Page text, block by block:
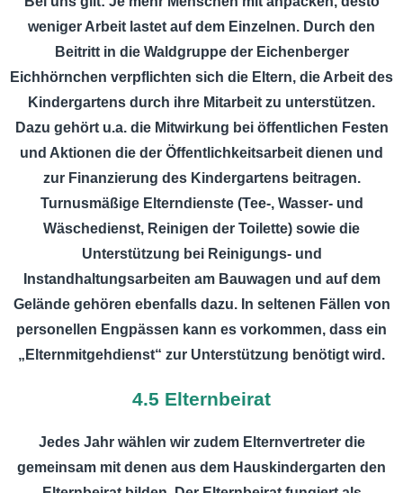
weniger Arbeit lastet auf dem Einzelnen. Durch den
Beitritt in die Waldgruppe der Eichenberger
Eichhörnchen verpflichten sich die Eltern, die Arbeit des
Kindergartens durch ihre Mitarbeit zu unterstützen.
Dazu gehört u.a. die Mitwirkung bei öffentlichen Festen
und Aktionen die der Öffentlichkeitsarbeit dienen und
zur Finanzierung des Kindergartens beitragen.
Turnusmäßige Elterndienste (Tee-, Wasser- und
Wäschedienst, Reinigen der Toilette) sowie die
Unterstützung bei Reinigungs- und
Instandhaltungsarbeiten am Bauwagen und auf dem
Gelände gehören ebenfalls dazu. In seltenen Fällen von
personellen Engpässen kann es vorkommen, dass ein
„Elternmitgehdienst“ zur Unterstützung benötigt wird.
4.5 Elternbeirat
Jedes Jahr wählen wir zudem Elternvertreter die
gemeinsam mit denen aus dem Hauskindergarten den